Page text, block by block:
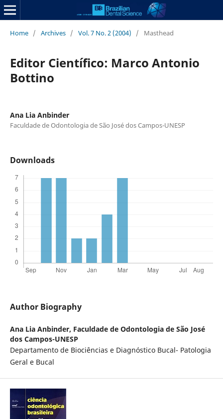
Home / Archives / Vol. 7 No. 2 (2004) / Masthead
Editor Científico: Marco Antonio
Bottino
Ana Lia Anbinder
Faculdade de Odontologia de São José dos Campos-UNESP
Downloads
Author Biography
Ana Lia Anbinder, Faculdade de Odontologia de São José
dos Campos-UNESP
Departamento de Biociências e Diagnóstico Bucal- Patologia
Geral e Bucal